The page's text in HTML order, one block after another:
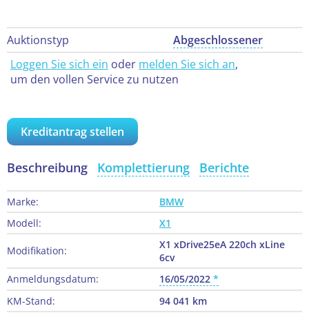
Auktionstyp
Abgeschlossener
Loggen Sie sich ein oder melden Sie sich an,
um den vollen Service zu nutzen
Kreditantrag stellen
Beschreibung Komplettierung Berichte
Marke:
BMW
Modell:
X1
Modifikation:
X1 xDrive25eA 220ch xLine
6cv
Anmeldungsdatum:
16/05/2022
KM-Stand:
94 041 km